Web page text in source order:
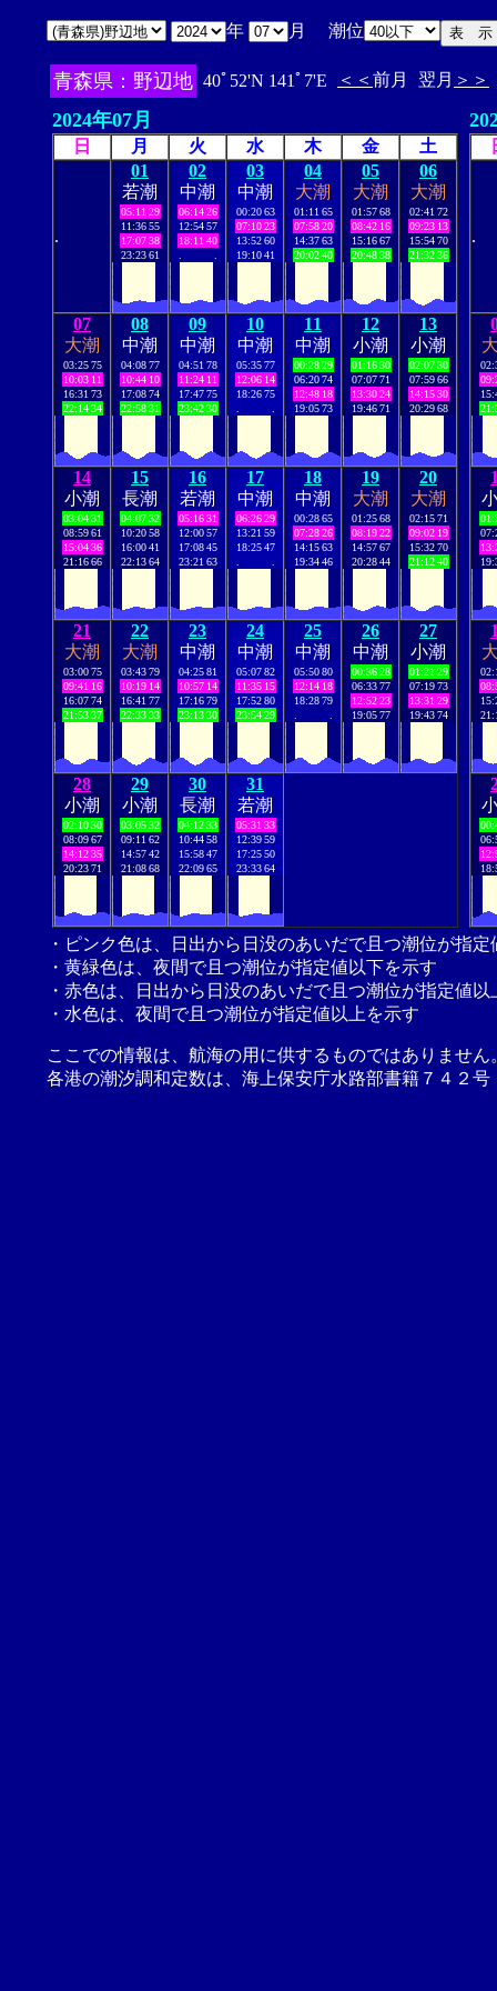
年 月 潮位
青森県：野辺地 40ﾟ52'N 141ﾟ7'E ＜＜ 前月 翌月 ＞＞
2024年07月
日 月 火 水 木 金 土
.
01
若潮
05:11 29
11:36 55
17:07 38
23:23 61
02
中潮
06:14 26
12:54 57
18:11 40
03
中潮
00:20 63
07:10 23
13:52 60
19:10 41
04
大潮
01:11 65
07:58 20
14:37 63
20:02 40
05
大潮
01:57 68
08:42 16
15:16 67
20:48 38
06
大潮
02:41 72
09:23 13
15:54 70
21:32 36
07
大潮
03:25 75
10:03 11
16:31 73
22:14 34
08
中潮
04:08 77
10:44 10
17:08 74
22:58 31
09
中潮
04:51 78
11:24 11
17:47 75
23:42 30
10
中潮
05:35 77
12:06 14
18:26 75
11
中潮
00:28 29
06:20 74
12:48 18
19:05 73
12
小潮
01:16 30
07:07 71
13:30 24
19:46 71
13
小潮
02:07 30
07:59 66
14:15 30
20:29 68
14
小潮
03:04 31
08:59 61
15:04 36
21:16 66
15
長潮
04:07 32
10:20 58
16:00 41
22:13 64
16
若潮
05:16 31
12:00 57
17:08 45
23:21 63
17
中潮
06:26 29
13:21 59
18:25 47
18
中潮
00:28 65
07:28 26
14:15 63
19:34 46
19
大潮
01:25 68
08:19 22
14:57 67
20:28 44
20
大潮
02:15 71
09:02 19
15:32 70
21:12 40
21
大潮
03:00 75
09:41 16
16:07 74
21:53 37
22
大潮
03:43 79
10:19 14
16:41 77
22:33 33
23
中潮
04:25 81
10:57 14
17:16 79
23:13 30
24
中潮
05:07 82
11:35 15
17:52 80
23:54 29
25
中潮
05:50 80
12:14 18
18:28 79
26
中潮
00:36 28
06:33 77
12:52 23
19:05 77
27
小潮
01:21 29
07:19 73
13:31 29
19:43 74
28
小潮
02:10 30
08:09 67
14:12 35
20:23 71
29
小潮
03:05 32
09:11 62
14:57 42
21:08 68
30
長潮
04:12 33
10:44 58
15:58 47
22:09 65
31
若潮
05:31 33
12:39 59
17:25 50
23:33 64
.
・ピンク色は、日出から日没のあいだで且つ潮位が指
・黄緑色は、夜間で且つ潮位が指定値以下を示す
・赤色は、日出から日没のあいだで且つ潮位が指定値以
・水色は、夜間で且つ潮位が指定値以上を示す
ここでの情報は、航海の用に供するものではありませ
各港の潮汐調和定数は、海上保安庁水路部書籍７４２